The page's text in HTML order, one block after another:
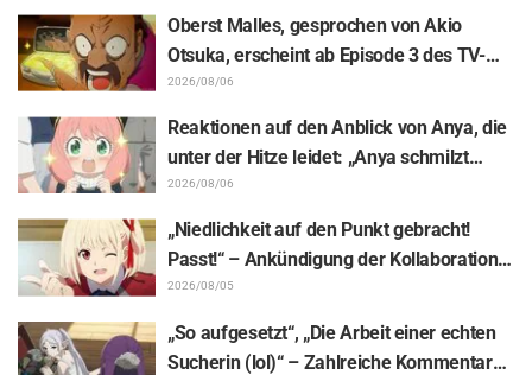
Kluft für Erstaunen: „Härter als gedacht“,
„Es geht nur um Arbeit“
Oberst Malles, gesprochen von Akio
Otsuka, erscheint ab Episode 3 des TV-
Animes „The Ghost in the Shell“! Cast-
Kommentar & Endcard enthüllt
2026/08/06
Reaktionen auf den Anblick von Anya, die
unter der Hitze leidet: „Anya schmilzt
dahin“ – „SPY x FAMILY“-
Ankündigungsillustration sorgt für
Aufsehen
2026/08/06
„Niedlichkeit auf den Punkt gebracht!
Passt!“ – Ankündigung der Kollaboration
zwischen „Lycoris Recoil“ und Kumamine
von „Shigoto Neko“ sorgt für zahlreiche
„Passt!“-Reaktionen
2026/08/05
„So aufgesetzt“, „Die Arbeit einer echten
Sucherin (lol)“ – Zahlreiche Kommentare